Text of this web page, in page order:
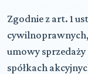
Zgodnie z art. 1
umowy
spółkach